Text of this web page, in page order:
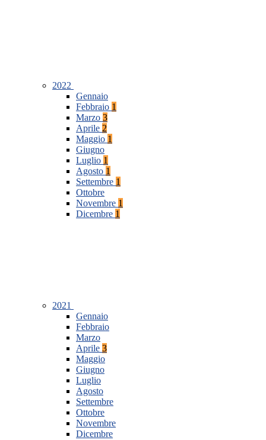
2022
Gennaio
Febbraio 1
Marzo 3
Aprile 2
Maggio 1
Giugno
Luglio 1
Agosto 1
Settembre 1
Ottobre
Novembre 1
Dicembre 1
2021
Gennaio
Febbraio
Marzo
Aprile 3
Maggio
Giugno
Luglio
Agosto
Settembre
Ottobre
Novembre
Dicembre